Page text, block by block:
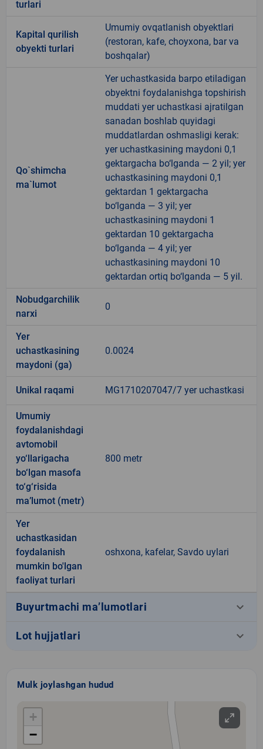
turlari
Kapital qurilish
obyekti turlari
Umumiy ovqatlanish obyektlari
(restoran, kafe, choyxona, bar va
boshqalar)
Qo`shimcha
ma`lumot
Yer uchastkasida barpo etiladigan
obyektni foydalanishga topshirish
muddati yer uchastkasi ajratilgan
sanadan boshlab quyidagi
muddatlardan oshmasligi kerak:
yer uchastkasining maydoni 0,1
gektargacha bo‘lganda — 2 yil; yer
uchastkasining maydoni 0,1
gektardan 1 gektargacha
bo‘lganda — 3 yil; yer
uchastkasining maydoni 1
gektardan 10 gektargacha
bo‘lganda — 4 yil; yer
uchastkasining maydoni 10
gektardan ortiq bo‘lganda — 5 yil.
Nobudgarchilik
narxi
0
Yer
uchastkasining
maydoni (ga)
0.0024
Unikal raqami MG1710207047/7 yer uchastkasi
Umumiy
foydalanishdagi
avtomobil
yo‘llarigacha
bo‘lgan masofa
to‘g‘risida
ma’lumot (metr)
800 metr
Yer
uchastkasidan
foydalanish
mumkin bo'lgan
faoliyat turlari
oshxona, kafelar, Savdo uylari
Buyurtmachi ma’lumotlari keyboard_arrow_down
Lot hujjatlari keyboard_arrow_down
Mulk joylashgan hudud
+
−